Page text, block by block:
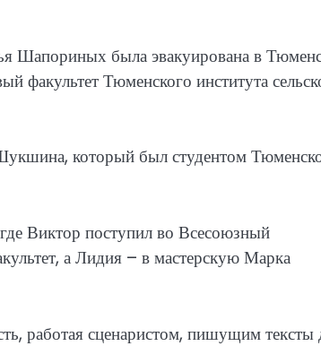
Шапориных была эвакуирована в
факультет Тюменского института
который был студентом
Виктор поступил во Всесоюзный
а Лидия – в мастерскую Марка
работая сценаристом, пишущим тексты